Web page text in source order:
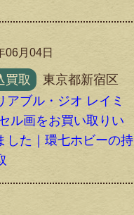
06月04日
買取
東京都新宿区
アブル・ジオ レイミ
ル画をお買い取りい
した｜環七ホビーの持